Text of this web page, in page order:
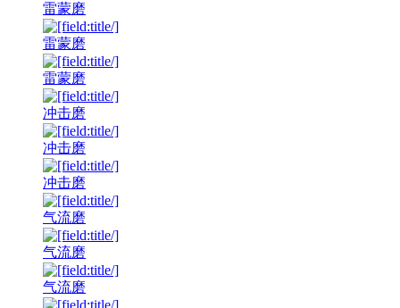
雷蒙磨
雷蒙磨
雷蒙磨
冲击磨
冲击磨
冲击磨
气流磨
气流磨
气流磨